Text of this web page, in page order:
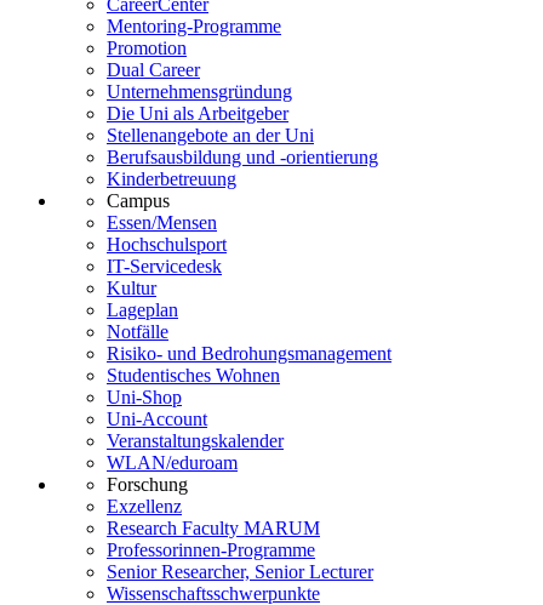
Mentoring-Programme
Promotion
Dual Career
Unternehmensgründung
Die Uni als Arbeitgeber
Stellenangebote an der Uni
Berufsausbildung und -orientierung
Kinderbetreuung
Campus
Essen/Mensen
Hochschulsport
IT-Servicedesk
Kultur
Lageplan
Notfälle
Risiko- und Bedrohungsmanagement
Studentisches Wohnen
Uni-Shop
Uni-Account
Veranstaltungskalender
WLAN/eduroam
Forschung
Exzellenz
Research Faculty MARUM
Professorinnen-Programme
Senior Researcher, Senior Lecturer
Wissenschaftsschwerpunkte